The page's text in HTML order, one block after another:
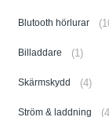
Blutooth hörlurar
Billaddare (1)
Skärmskydd (4)
Ström & laddning